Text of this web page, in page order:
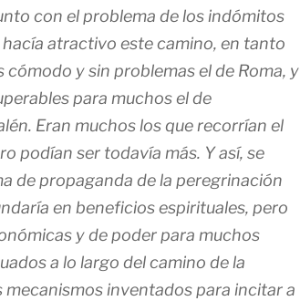
con el problema de los indómitos
atractivo este camino, en tanto
cómodo y sin problemas el de Roma, y
para muchos el de
Eran muchos los que recorrían el
podían ser todavía más. Y así, se
de propaganda de la peregrinación
en beneficios espirituales, pero
y de poder para muchos
a lo largo del camino de la
inventados para incitar a